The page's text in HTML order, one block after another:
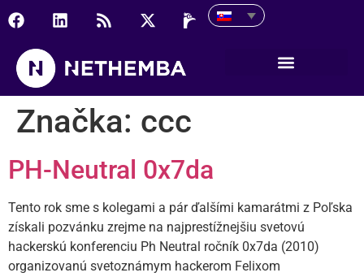
Značka: ccc
PH-Neutral 0x7da
Tento rok sme s kolegami a pár ďalšími kamarátmi z Poľska
získali pozvánku zrejme na najprestížnejšiu svetovú
hackerskú konferenciu Ph Neutral ročník 0x7da (2010)
organizovanú svetoznámym hackerom Felixom